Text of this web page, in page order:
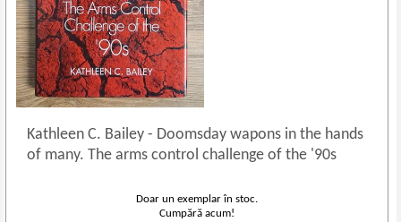
Kathleen C. Bailey- Doomsday wapons in the hands
of many. The arms control challenge of the '90s
Doar un exemplar în stoc.
Cumpără acum!